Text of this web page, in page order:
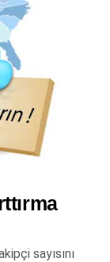
sayısını